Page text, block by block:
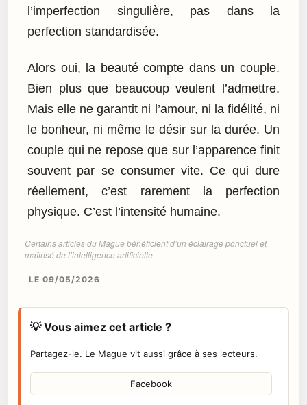
l’imperfection singulière, pas dans la
perfection standardisée.
Alors oui, la beauté compte dans un couple.
Bien plus que beaucoup veulent l’admettre.
Mais elle ne garantit ni l’amour, ni la fidélité, ni
le bonheur, ni même le désir sur la durée. Un
couple qui ne repose que sur l’apparence finit
souvent par se consumer vite. Ce qui dure
réellement, c’est rarement la perfection
physique. C’est l’intensité humaine.
Certains articles du Mague bénéficient d’un éclairage ponctuel et
maîtrisé de l’intelligence artificielle.
LE 09/05/2026
💡 Vous aimez cet article ?
Partagez-le. Le Mague vit aussi grâce à ses lecteurs.
Facebook